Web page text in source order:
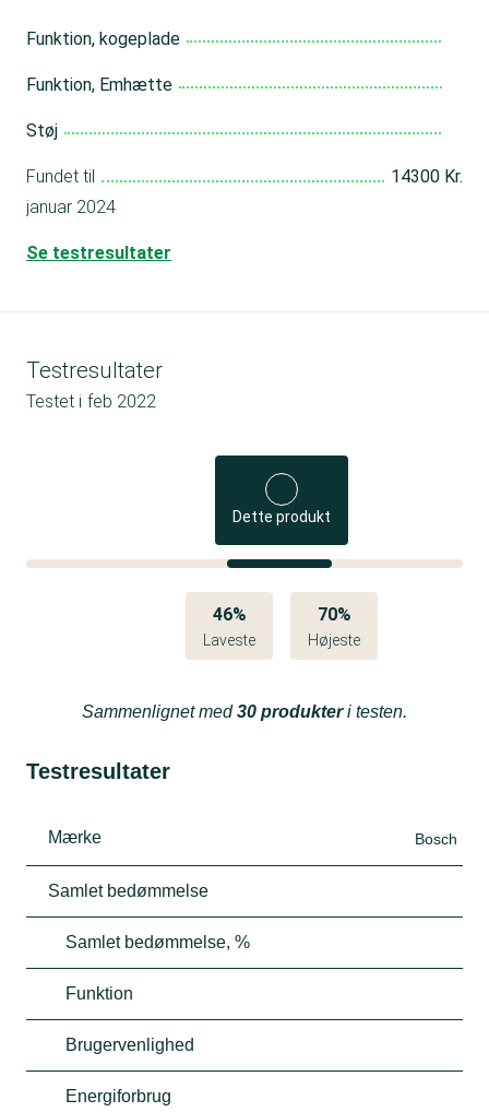
Funktion, kogeplade
Funktion, Emhætte
Støj
Fundet til
14300 Kr.
januar 2024
Se testresultater
Testresultater
Testet i feb 2022
Dette produkt
46%
Laveste
70%
Højeste
Sammenlignet med30 produkteri testen.
Testresultater
Mærke Bosch
Samlet bedømmelse
Samlet bedømmelse, %
Funktion
Brugervenlighed
Energiforbrug